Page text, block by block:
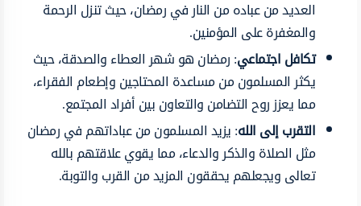
العديد من عباده من النار في رمضان، حيث تنزل الرحمة
والمغفرة على المؤمنين.
تكافل اجتماعي: رمضان هو شهر العطاء والصدقة، حيث
يكثر المسلمون من مساعدة المحتاجين وإطعام الفقراء،
مما يعزز روح التضامن والتعاون بين أفراد المجتمع.
التقرب إلى الله: يزيد المسلمون من عباداتهم في رمضان
مثل الصلاة والذكر والدعاء، مما يقوي علاقتهم بالله
تعالى ويجعلهم يحققون المزيد من القرب والتوبة.